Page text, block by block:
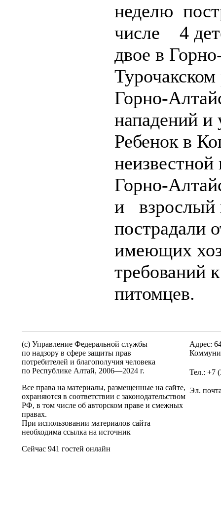
неделю
числе 4
двое в
Горно-
нападений и
Ребенок в
Горно-
и взрослый
пострадали
имеющих
требований
питомцев.
(c) Управление Федеральной службы
по надзору в сфере защиты прав
потребителей и благополучия человека
по Республике Алтай, 2006—2024 г.
Все права на материалы, размещенные на сайте,
охраняются в соответствии с законодательством
РФ, в том числе об авторском праве и смежных
правах.
При использовании материалов сайта
необходима ссылка на источник
Сейчас 941 гостей онлайн
Адрес:
Тел.: +7
Эл.